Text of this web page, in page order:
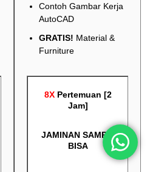
Contoh Gambar Kerja
AutoCAD
GRATIS! Material &
Furniture
8X Pertemuan [2
Jam]
JAMINAN SAMPAI
BISA